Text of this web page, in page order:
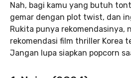
Nah, bagi kamu yang butuh
gemar dengan plot twist, dan
Rukita punya rekomendasinya,
rekomendasi film thriller Korea
Jangan lupa siapkan popcorn